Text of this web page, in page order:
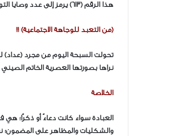
هذا الرقم (613) يرمز إلى عدد وصايا التوراة. لذا، “عقد الصلاة” هو تذكير للمصلي بكل الوصايا الإلهية أثناء وقوفه أمام الله.
(من التعبد للوجاهة الاجتماعية) !!
تحولت السبحة اليوم من مجرد (عداد)
نراها بصورتها العصرية الخاتم
الخلاصة
العبادة سواء كانت دعاءً أو ذكرًا؛
والشكليات والمظاهر على المضمون؛